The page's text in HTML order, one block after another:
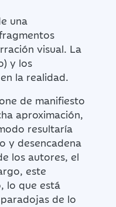
una
visual. La
y los
la realidad.
de manifiesto
aproximación,
resultaría
y desencadena
los autores, el
este
lo que está
de lo